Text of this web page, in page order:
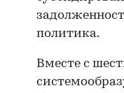
политика.
Вместе с